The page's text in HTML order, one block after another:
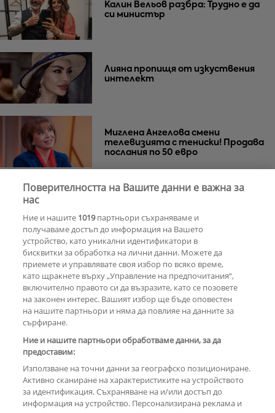
Калин Вельов разбра: Трудно е да
си министър
Лияна пропищя от изкуствения
интелект
Миглена Ангелова смени
телевизията с тениски! Продава
послания по 50 евро
РЕКЛАМА
КОМЕНТАРИ
Поверителността на Вашите данни е важна за
нас
Ние и нашите 1019партньори съхраняваме и
получаваме достъп до информация на Вашето
устройство, като уникални идентификатори в
бисквитки за обработка на лични данни. Можете да
приемете и управлявате своя избор по всяко време,
като щракнете върху „Управление на предпочитания“,
включително правото си да възразите, като се позовете
на законен интерес. Вашият избор ще бъде оповестен
на нашите партньори и няма да повлияе на данните за
сърфиране.
Ние и нашите партньори обработваме данни, за да
предоставим:
Използване на точни данни за географско позициониране.
Активно сканиране на характеристиките на устройството
за идентификация. Съхраняване на и/или достъп до
информация на устройство. Персонализирана реклама и